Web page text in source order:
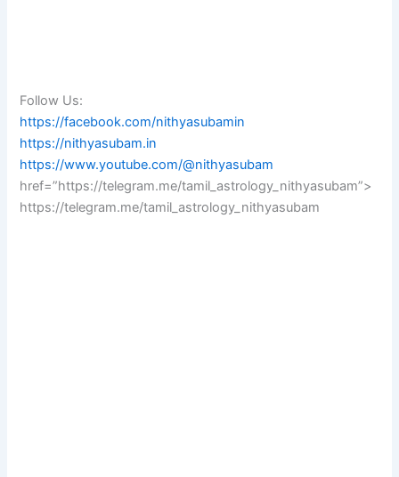
Follow Us:
https://facebook.com/nithyasubamin
https://nithyasubam.in
https://www.youtube.com/@nithyasubam
href=”https://telegram.me/tamil_astrology_nithyasubam”>
https://telegram.me/tamil_astrology_nithyasubam